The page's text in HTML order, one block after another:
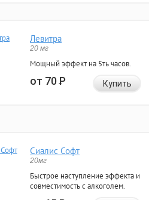
Левитра
20 мг
Мощный эффект на 5ть часов.
от 70Р Купить
Сиалис Софт
20мг
Быстрое наступление эффекта и
совместимость с алкоголем.